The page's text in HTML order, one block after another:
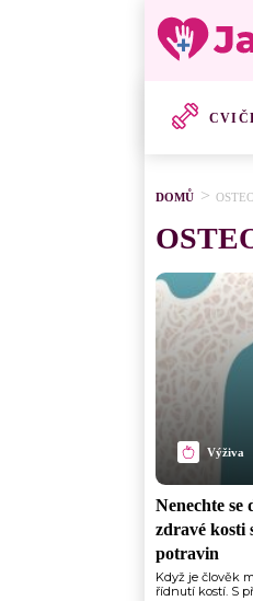
DOMŮ
Výživa
Nenechte se
zdravé kosti
potravin
Když je člověk
řídnutí kostí. S